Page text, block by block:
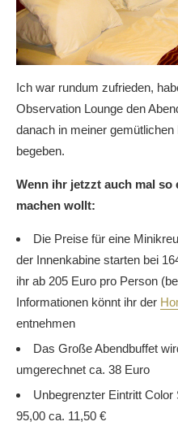
Ich war rundum zufrieden,
Observation Lounge den
danach in meiner gemütlichen
begeben.
Wenn ihr jetzzt auch mal
machen wollt:
Die Preise für eine
der Innenkabine starten bei
ihr ab 205 Euro pro Person
Informationen könnt ihr der
entnehmen
Das Große Abendbuffet
umgerechnet ca. 38 Euro
Unbegrenzter Eintritt
95,00 ca. 11,50 €